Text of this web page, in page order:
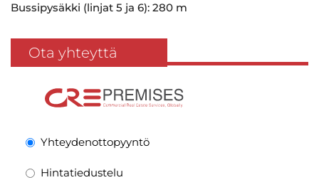
Bussipysäkki (linjat 5 ja 6): 280 m
Ota yhteyttä
Yhteydenottopyyntö
Hintatiedustelu